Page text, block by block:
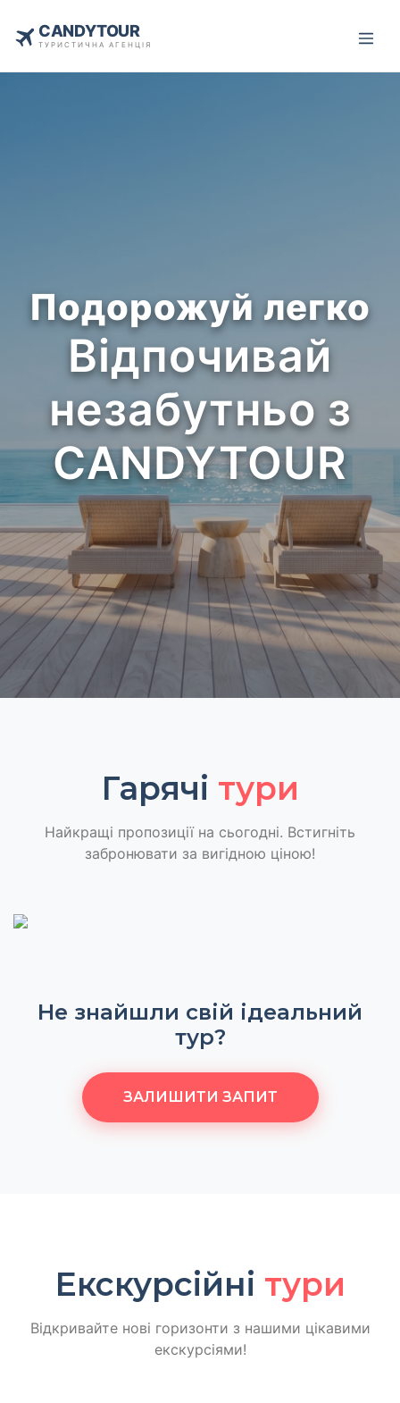
CANDYTOUR
ТУРИСТИЧНА АГЕНЦІЯ
Подорожуй легко
Відпочивай
незабутньо з
CANDYTOUR
Гарячі тури
Найкращі пропозиції на сьогодні. Встигніть
забронювати за вигідною ціною!
Не знайшли свій ідеальний
тур?
ЗАЛИШИТИ ЗАПИТ
Екскурсійні тури
Відкривайте нові горизонти з нашими цікавими
екскурсіями!